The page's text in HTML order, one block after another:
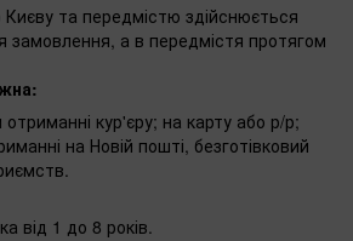
та передмістю здійснюється
замовлення, а в передмістя протягом
кур'єру; на карту або р/р;
на Новій пошті, безготівковий
від 1 до 8 років.